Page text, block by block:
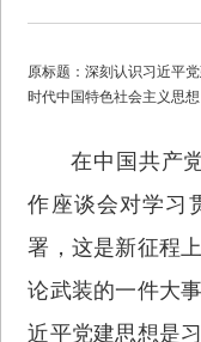
原标题：深刻认识习近平
时代中国特色社会主义思想
在中国共产
作座谈会对学习
署，这是新征程
论武装的一件大
近平党建思想是